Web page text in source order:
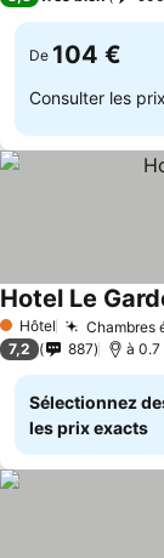
De 104 €
Consulter les
1 Étoiles
Hôtel Chambres
Hotel Le
7,2 887 à 0.7
Sélectionnez
les prix exacts